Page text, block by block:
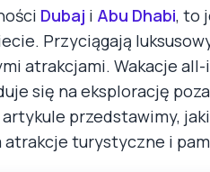
Dubaj i Abu Dhabi, to
Przyciągają
atrakcjami. Wakacje
się na eksplorację
przedstawimy,
atrakcje turystyczne i